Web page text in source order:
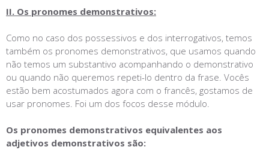
II. Os pronomes demonstrativos:
Como no caso dos possessivos e dos interrogativos, temos
também os pronomes demonstrativos, que usamos quando
não temos um substantivo acompanhando o demonstrativo
ou quando não queremos repeti-lo dentro da frase. Vocês
estão bem acostumados agora com o francês, gostamos de
usar pronomes. Foi um dos focos desse módulo.
Os pronomes demonstrativos equivalentes aos
adjetivos demonstrativos são: